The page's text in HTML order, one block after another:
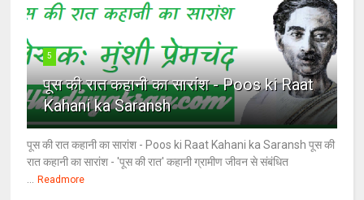
5
पूस की रात कहानी का सारांश - Poos ki Raat
Kahani ka Saransh
पूस की रात कहानी का सारांश - Poos ki Raat Kahani ka Saransh पूस की
रात कहानी का सारांश - 'पूस की रात' कहानी ग्रामीण जीवन से संबंधित
Readmore